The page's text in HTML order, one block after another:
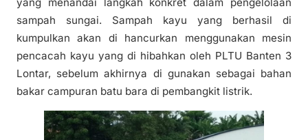
sampah sungai. Sampah kayu yang berhasil di
kumpulkan akan di hancurkan menggunakan mesin
pencacah kayu yang di hibahkan oleh PLTU Banten 3
Lontar, sebelum akhirnya di gunakan sebagai bahan
bakar campuran batu bara di pembangkit listrik.